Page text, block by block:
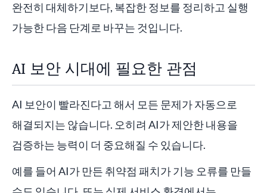
완전히 대체하기보다, 복잡한 정보를 정리하고 실행
가능한 다음 단계로 바꾸는 것입니다.
AI 보안 시대에 필요한 관점
AI 보안이 빨라진다고 해서 모든 문제가 자동으로
해결되지는 않습니다. 오히려 AI가 제안한 내용을
검증하는 능력이 더 중요해질 수 있습니다.
예를 들어 AI가 만든 취약점 패치가 기능 오류를 만들